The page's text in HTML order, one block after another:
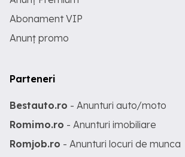
Abonament VIP
Anunț promo
Parteneri
Bestauto.ro - Anunturi auto/moto
Romimo.ro - Anunturi imobiliare
Romjob.ro - Anunturi locuri de munca